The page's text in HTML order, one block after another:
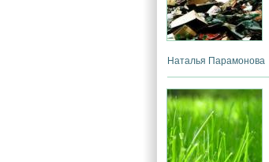
Наталья Парамонова